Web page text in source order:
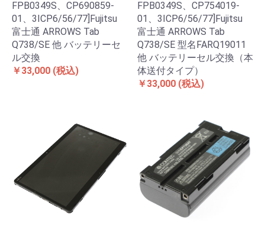
FPB0349S、CP690859-
01、3ICP6/56/77]Fujitsu
富士通 ARROWS Tab
Q738/SE 他 バッテリーセ
ル交換
￥33,000 (税込)
FPB0349S、CP754019-
01、3ICP6/56/77]Fujitsu
富士通 ARROWS Tab
Q738/SE 型名FARQ19011
他 バッテリーセル交換（本
体送付タイプ）
￥33,000 (税込)